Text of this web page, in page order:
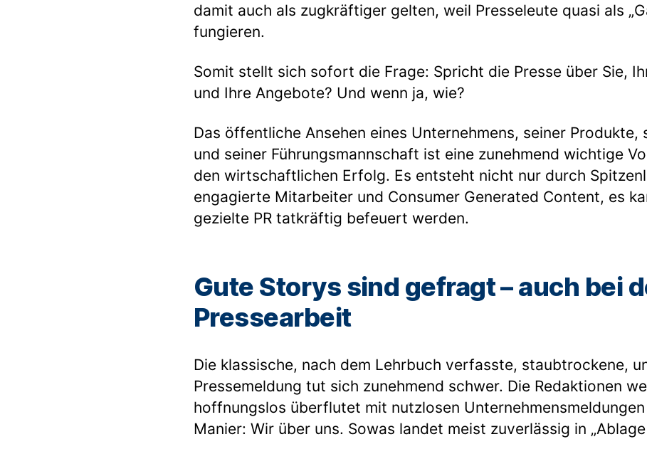
damit auch als zugkräftiger gelten, weil Presseleute quasi als
fungieren.
Somit stellt sich sofort die Frage: Spricht die Presse über Sie,
und Ihre Angebote? Und wenn ja, wie?
Das öffentliche Ansehen eines Unternehmens, seiner Produkte,
und seiner Führungsmannschaft ist eine zunehmend wichtige
den wirtschaftlichen Erfolg. Es entsteht nicht nur durch
engagierte Mitarbeiter und Consumer Generated Content, es
gezielte PR tatkräftig befeuert werden.
Gute Storys sind gefragt – auch bei
Pressearbeit
Die klassische, nach dem Lehrbuch verfasste, staubtrockene,
Pressemeldung tut sich zunehmend schwer. Die Redaktionen
hoffnungslos überflutet mit nutzlosen
Manier: Wir über uns. Sowas landet meist zuverlässig in „Ablage